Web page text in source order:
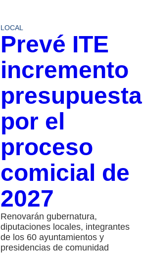
LOCAL
Prevé ITE
incremento
por el
proceso
comicial de
2027
Renovarán gubernatura,
diputaciones locales, integrantes
de los 60 ayuntamientos y
presidencias de comunidad